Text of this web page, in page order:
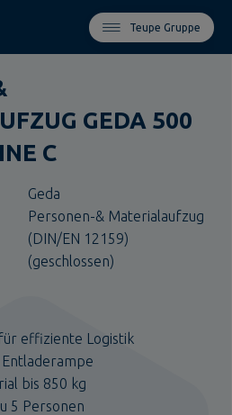
Teupe Gruppe
GEDA 500
C
Geda
Personen-& Materialaufzug
(DIN/EN 12159)
(geschlossen)
effiziente Logistik
bis 850 kg
5 Personen